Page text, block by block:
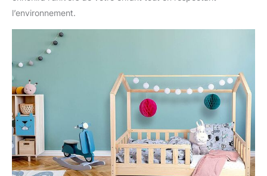
l’environnement.